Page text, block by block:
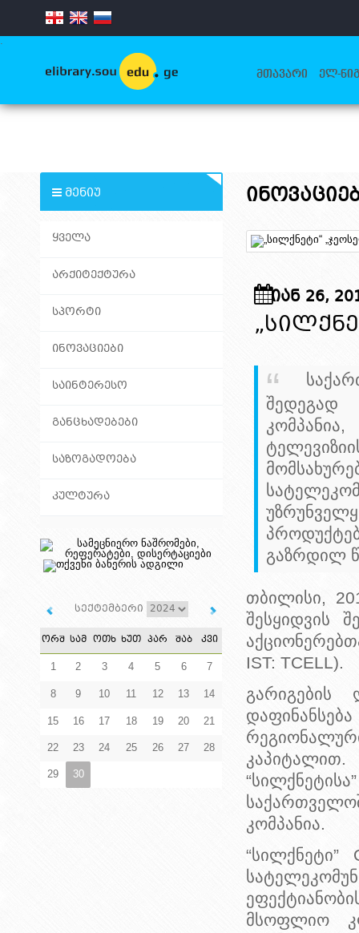
.
ᲛᲗᲐᲕᲐᲠᲘ ᲔᲚ-
ᲛᲔᲜᲘᲣ
ᲧᲕᲔᲚᲐ
ᲐᲠᲥᲘᲢᲔᲥᲢᲣᲠᲐ
ᲡᲞᲝᲠᲢᲘ
ᲘᲜᲝᲕᲐᲪᲘᲔᲑᲘ
ᲡᲐᲘᲜᲢᲔᲠᲔᲡᲝ
ᲒᲐᲜᲪᲮᲐᲓᲔᲑᲔᲑᲘ
ᲡᲐᲖᲝᲒᲐᲓᲝᲔᲑᲐ
ᲙᲣᲚᲢᲣᲠᲐ
სექტემბერი
ᲝᲠᲨ ᲡᲐᲛ ᲝᲗᲮ ᲮᲣᲗ ᲞᲐᲠ ᲨᲐᲑ ᲙᲕᲘ
1 2 3 4 5 6 7
8 9 10 11 12 13 14
15 16 17 18 19 20 21
22 23 24 25 26 27 28
29 30
ᲘᲐᲜ 26,
შედეგად
გაზრდილ
თბილისი,
შესყიდვის
IST: TCELL).
კომპანია.
მსოფლიო